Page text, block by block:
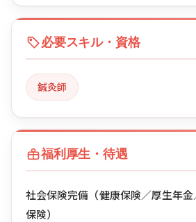
必要スキル・資格
鍼灸師
福利厚生・待遇
社会保険完備（健康保険／厚生年
保険）